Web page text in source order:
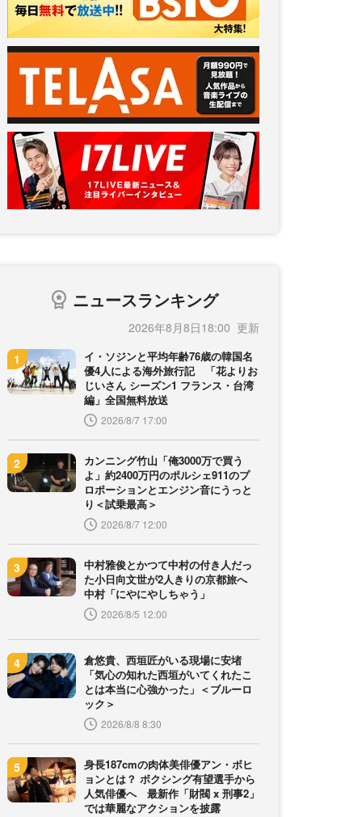
ニュースランキング
2026年8月8日18:00
イ・ソジンと平均年齢76歳の韓国名
優4人による海外旅行記 「花よりお
じいさん シーズン1 フランス・台湾
編」全国無料放送
2026/8/7 17:00
カンニング竹山「俺3000万で買う
よ」約2400万円のポルシェ911のプ
ロポーションとエンジン音にうっと
り＜試乗最高＞
2026/8/7 12:00
中村雅俊とかつて中村の付き人だっ
た小日向文世が2人きりの京都旅へ
中村「にやにやしちゃう」
2026/8/5 12:00
倉悠貴、西垣匠がいる現場に安堵
「気心の知れた西垣がいてくれたこ
とは本当に心強かった」＜ブルーロ
ック＞
2026/8/8 8:30
身長187cmの肉体美俳優アン・ボヒ
ョンとは？ ボクシング有望選手から
人気俳優へ 最新作「財閥 x 刑事2」
では華麗なアクションを披露